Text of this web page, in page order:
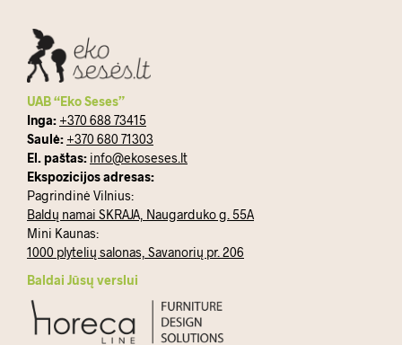
UAB “Eko Seses”
Inga: +370 688 73415
Saulė: +370 680 71303
El. paštas: info@ekoseses.lt
Ekspozicijos adresas:
Pagrindinė Vilnius:
Baldų namai SKRAJA, Naugarduko g. 55A
Mini Kaunas:
1000 plytelių salonas, Savanorių pr. 206
Baldai Jūsų verslui